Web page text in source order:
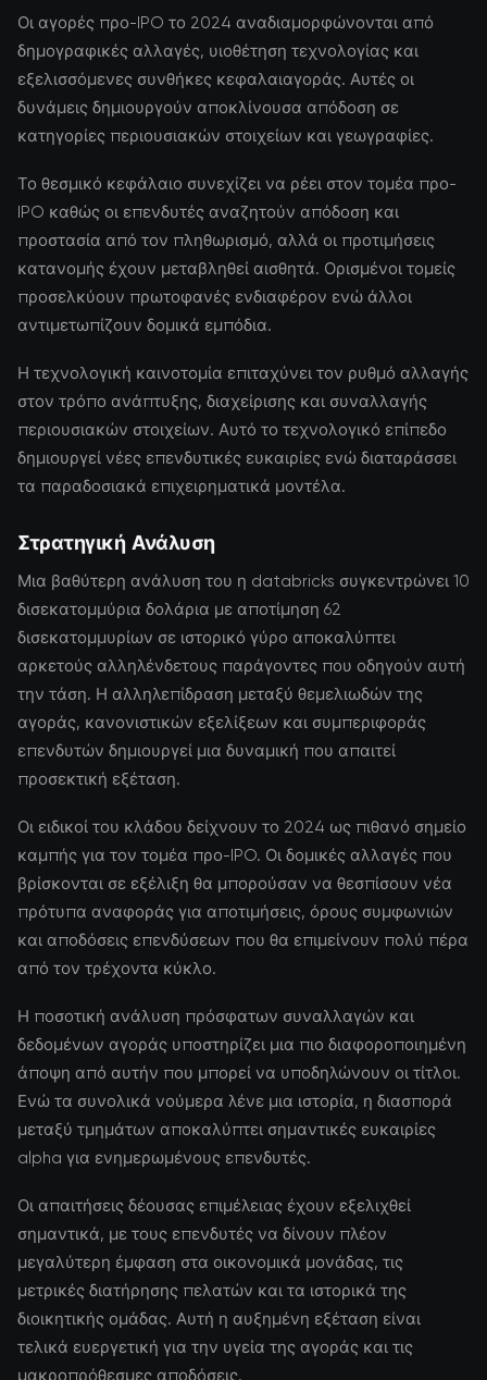
Οι αγορές προ-IPO το 2024 αναδιαμορφώνονται από
δημογραφικές αλλαγές, υιοθέτηση τεχνολογίας και
εξελισσόμενες συνθήκες κεφαλαιαγοράς. Αυτές οι
δυνάμεις δημιουργούν αποκλίνουσα απόδοση σε
κατηγορίες περιουσιακών στοιχείων και γεωγραφίες.
Το θεσμικό κεφάλαιο συνεχίζει να ρέει στον τομέα προ-
IPO καθώς οι επενδυτές αναζητούν απόδοση και
προστασία από τον πληθωρισμό, αλλά οι προτιμήσεις
κατανομής έχουν μεταβληθεί αισθητά. Ορισμένοι τομείς
προσελκύουν πρωτοφανές ενδιαφέρον ενώ άλλοι
αντιμετωπίζουν δομικά εμπόδια.
Η τεχνολογική καινοτομία επιταχύνει τον ρυθμό αλλαγής
στον τρόπο ανάπτυξης, διαχείρισης και συναλλαγής
περιουσιακών στοιχείων. Αυτό το τεχνολογικό επίπεδο
δημιουργεί νέες επενδυτικές ευκαιρίες ενώ διαταράσσει
τα παραδοσιακά επιχειρηματικά μοντέλα.
Στρατηγική Ανάλυση
Μια βαθύτερη ανάλυση του η databricks συγκεντρώνει 10
δισεκατομμύρια δολάρια με αποτίμηση 62
δισεκατομμυρίων σε ιστορικό γύρο αποκαλύπτει
αρκετούς αλληλένδετους παράγοντες που οδηγούν αυτή
την τάση. Η αλληλεπίδραση μεταξύ θεμελιωδών της
αγοράς, κανονιστικών εξελίξεων και συμπεριφοράς
επενδυτών δημιουργεί μια δυναμική που απαιτεί
προσεκτική εξέταση.
Οι ειδικοί του κλάδου δείχνουν το 2024 ως πιθανό σημείο
καμπής για τον τομέα προ-IPO. Οι δομικές αλλαγές που
βρίσκονται σε εξέλιξη θα μπορούσαν να θεσπίσουν νέα
πρότυπα αναφοράς για αποτιμήσεις, όρους συμφωνιών
και αποδόσεις επενδύσεων που θα επιμείνουν πολύ πέρα
από τον τρέχοντα κύκλο.
Η ποσοτική ανάλυση πρόσφατων συναλλαγών και
δεδομένων αγοράς υποστηρίζει μια πιο διαφοροποιημένη
άποψη από αυτήν που μπορεί να υποδηλώνουν οι τίτλοι.
Ενώ τα συνολικά νούμερα λένε μια ιστορία, η διασπορά
μεταξύ τμημάτων αποκαλύπτει σημαντικές ευκαιρίες
alpha για ενημερωμένους επενδυτές.
Οι απαιτήσεις δέουσας επιμέλειας έχουν εξελιχθεί
σημαντικά, με τους επενδυτές να δίνουν πλέον
μεγαλύτερη έμφαση στα οικονομικά μονάδας, τις
μετρικές διατήρησης πελατών και τα ιστορικά της
διοικητικής ομάδας. Αυτή η αυξημένη εξέταση είναι
τελικά ευεργετική για την υγεία της αγοράς και τις
μακροπρόθεσμες αποδόσεις.